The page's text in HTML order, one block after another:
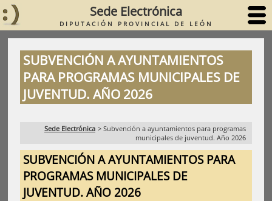
Sede Electrónica
DIPUTACIÓN PROVINCIAL DE LEÓN
SUBVENCIÓN A AYUNTAMIENTOS
PARA PROGRAMAS MUNICIPALES DE
JUVENTUD. AÑO 2026
Sede Electrónica > Subvención a ayuntamientos para programas
municipales de juventud. Año 2026
SUBVENCIÓN A AYUNTAMIENTOS PARA
PROGRAMAS MUNICIPALES DE
JUVENTUD. AÑO 2026